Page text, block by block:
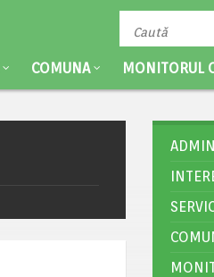
COMUNA MONITORUL